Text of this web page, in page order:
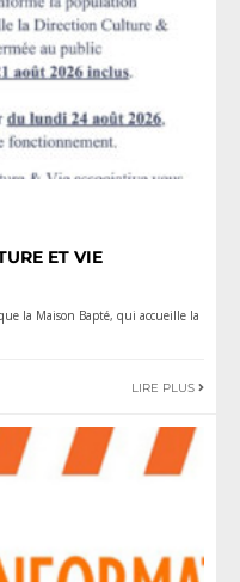
ET VIE
la Maison Bapté, qui accueille la
LIRE PLUS